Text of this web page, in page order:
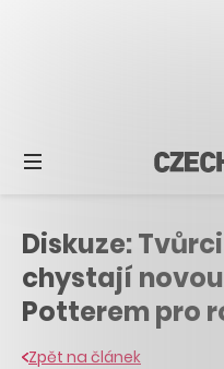
Diskuze:
chystají
Potterem pro
Zpět na článek